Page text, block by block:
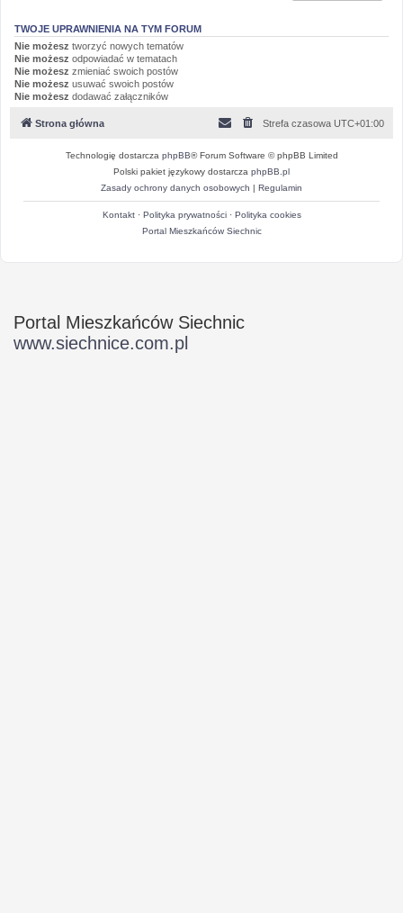
TWOJE UPRAWNIENIA NA TYM FORUM
Nie możesz tworzyć nowych tematów
Nie możesz odpowiadać w tematach
Nie możesz zmieniać swoich postów
Nie możesz usuwać swoich postów
Nie możesz dodawać załączników
Strona główna Strefa czasowa UTC+01:00
Technologię dostarcza phpBB® Forum Software © phpBB Limited
Polski pakiet językowy dostarcza phpBB.pl
Zasady ochrony danych osobowych | Regulamin
Kontakt· Polityka prywatności· Polityka cookies
Portal Mieszkańców Siechnic
Portal Mieszkańców Siechnic
www.siechnice.com.pl